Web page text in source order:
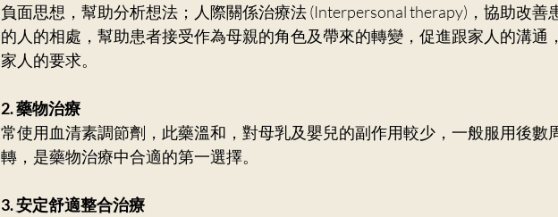
負面思想，幫助分析想法；人際關係治療法 (Interpersonal therapy)，協助改善
的人的相處，幫助患者接受作為母親的角色及帶來的轉變，促進跟家人的溝通
家人的要求。
2. 藥物治療
常使用血清素調節劑，此藥溫和，對母乳及嬰兒的副作用較少，一般服用後數
轉，是藥物治療中合適的第一選擇。
3. 安定舒適整合治療